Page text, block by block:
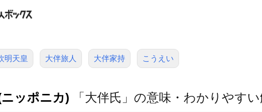
明天皇 大伴旅人 大伴家持 こうえい
ッポニカ) 「大伴氏」の意味・わかりやす